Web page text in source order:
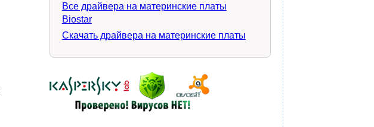
Все драйвера на материнские платы
Biostar
Скачать драйвера на материнские платы